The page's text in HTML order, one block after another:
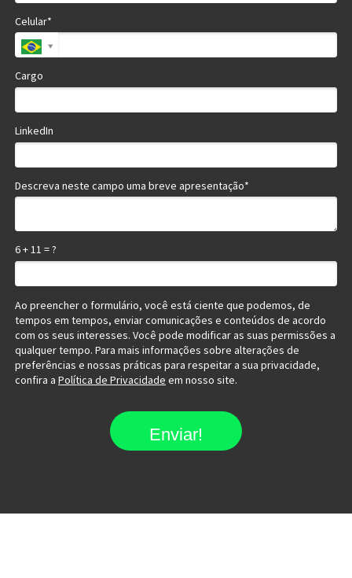
Celular*
Cargo
LinkedIn
Descreva neste campo uma breve apresentação*
6 + 11 = ?
Ao preencher o formulário, você está ciente que podemos, de
tempos em tempos, enviar comunicações e conteúdos de acordo
com os seus interesses. Você pode modificar as suas permissões a
qualquer tempo. Para mais informações sobre alterações de
preferências e nossas práticas para respeitar a sua privacidade,
confira a Política de Privacidade em nosso site.
Enviar!